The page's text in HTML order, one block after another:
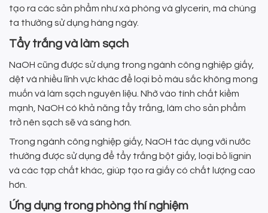
tạo ra các sản phẩm như xà phòng và glycerin, mà chúng
ta thường sử dụng hàng ngày.
Tẩy trắng và làm sạch
NaOH cũng được sử dụng trong ngành công nghiệp giấy,
dệt và nhiều lĩnh vực khác để loại bỏ màu sắc không mong
muốn và làm sạch nguyên liệu. Nhờ vào tính chất kiềm
mạnh, NaOH có khả năng tẩy trắng, làm cho sản phẩm
trở nên sạch sẽ và sáng hơn.
Trong ngành công nghiệp giấy, NaOH tác dụng với nước
thường được sử dụng để tẩy trắng bột giấy, loại bỏ lignin
và các tạp chất khác, giúp tạo ra giấy có chất lượng cao
hơn.
Ứng dụng trong phòng thí nghiệm